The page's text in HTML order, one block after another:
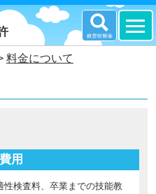
料金について
用
性検査料、卒業までの技能教